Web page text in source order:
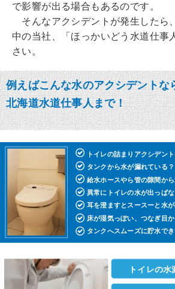
で影響が出る場合もあるのです。
そんなアクシデントが発生したら
中の当社、「ほっかいどう水道仕事
さい。
例えばこんな水のアクシデントな
北海道水道仕事人まで！
トイレの詰まりアクシデン
タンクから水が漏れている？
給水ホースやら管の隙間か
異常にトイレの水が出っぱな
耳を澄ますとスースーと水
床が湿気っぽい、つなぎ目
タンクへスムーズに貯水で
トイレの水